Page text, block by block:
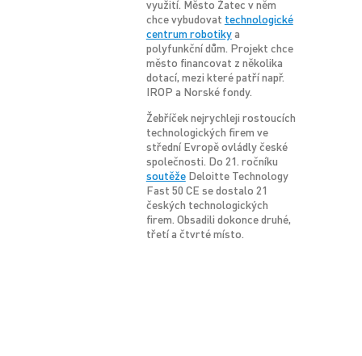
využití. Město Žatec v něm
chce vybudovat technologické
centrum robotikya
polyfunkční dům. Projekt chce
město financovat z několika
dotací, mezi které patří např.
IROP a Norské fondy.
Žebříček nejrychleji rostoucích
technologických firem ve
střední Evropě ovládly české
společnosti. Do 21. ročníku
soutěžeDeloitte Technology
Fast 50 CE se dostalo 21
českých technologických
firem. Obsadili dokonce druhé,
třetí a čtvrté místo.